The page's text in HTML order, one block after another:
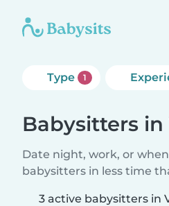
Type 1
Babysitters in
Date night, work, or
babysitters in less time
3 active babysitters in